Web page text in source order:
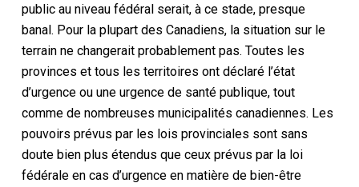
public au niveau fédéral serait, à ce stade, presque
banal. Pour la plupart des Canadiens, la situation sur le
terrain ne changerait probablement pas. Toutes les
provinces et tous les territoires ont déclaré l’état
d’urgence ou une urgence de santé publique, tout
comme de nombreuses municipalités canadiennes. Les
pouvoirs prévus par les lois provinciales sont sans
doute bien plus étendus que ceux prévus par la loi
fédérale en cas d’urgence en matière de bien-être